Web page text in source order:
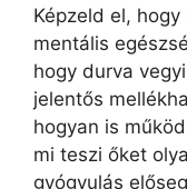
Képzeld el,
mentális
hogy durva
jelentős
hogyan is
mi teszi őket
gyógyulás